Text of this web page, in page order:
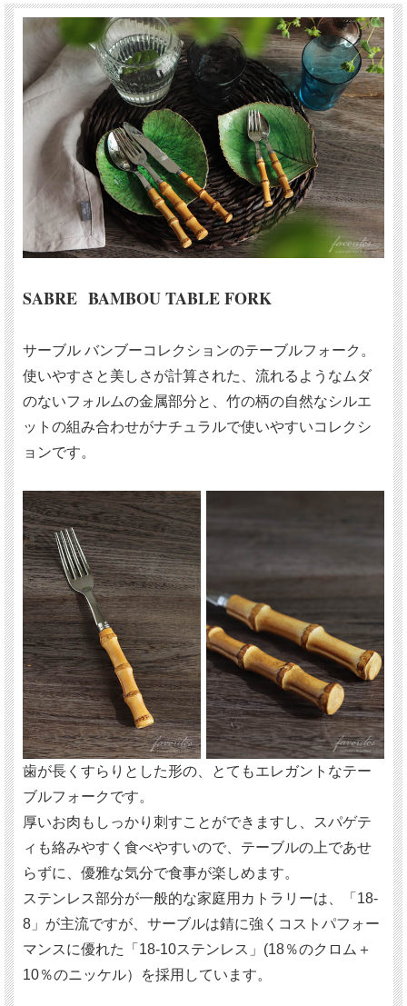
SABRE BAMBOU TABLE FORK
サーブル バンブーコレクションのテーブルフォーク。
使いやすさと美しさが計算された、流れるようなムダ
のないフォルムの金属部分と、竹の柄の自然なシルエ
ットの組み合わせがナチュラルで使いやすいコレクシ
ョンです。
歯が長くすらりとした形の、とてもエレガントなテー
ブルフォークです。
厚いお肉もしっかり刺すことができますし、スパゲテ
ィも絡みやすく食べやすいので、テーブルの上であせ
らずに、優雅な気分で食事が楽しめます。
ステンレス部分が一般的な家庭用カトラリーは、「18-
8」が主流ですが、サーブルは錆に強くコストパフォー
マンスに優れた「18-10ステンレス」(18％のクロム＋
10％のニッケル）を採用しています。